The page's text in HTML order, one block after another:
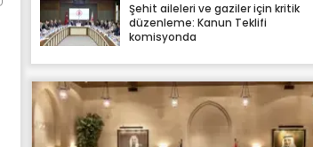
Şehit aileleri ve gaziler için kritik
düzenleme: Kanun Teklifi
komisyonda